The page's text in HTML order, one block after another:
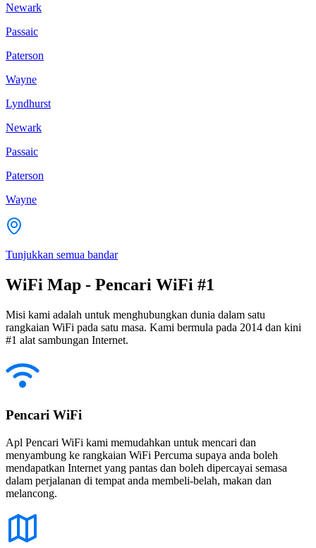
Newark
Passaic
Paterson
Wayne
Lyndhurst
Newark
Passaic
Paterson
Wayne
Tunjukkan semua bandar
WiFi Map - Pencari WiFi #1
Misi kami adalah untuk menghubungkan dunia dalam satu
rangkaian WiFi pada satu masa. Kami bermula pada 2014 dan kini
#1 alat sambungan Internet.
Pencari WiFi
Apl Pencari WiFi kami memudahkan untuk mencari dan
menyambung ke rangkaian WiFi Percuma supaya anda boleh
mendapatkan Internet yang pantas dan boleh dipercayai semasa
dalam perjalanan di tempat anda membeli-belah, makan dan
melancong.